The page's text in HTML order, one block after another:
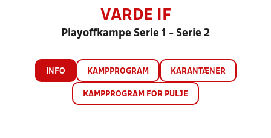
VARDE IF
Playoffkampe Serie 1 - Serie 2
INFO KAMPPROGRAM KARANTÆNER
KAMPPROGRAM FOR PULJE